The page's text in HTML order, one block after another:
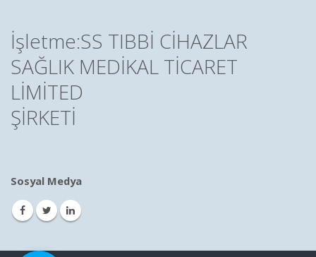
İşletme:SS TIBBİ CİHAZLAR
SAĞLIK MEDİKAL TİCARET
LİMİTED
ŞİRKETİ
Sosyal Medya